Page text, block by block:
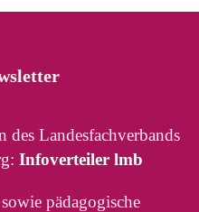
Landesfachverbands
Infoverteiler lmb
pädagogische